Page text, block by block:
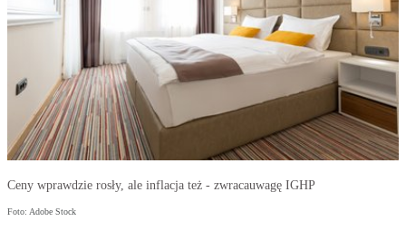
Ceny wprawdzie rosły, ale inflacja też - zwracauwagę IGHP
Foto: Adobe Stock